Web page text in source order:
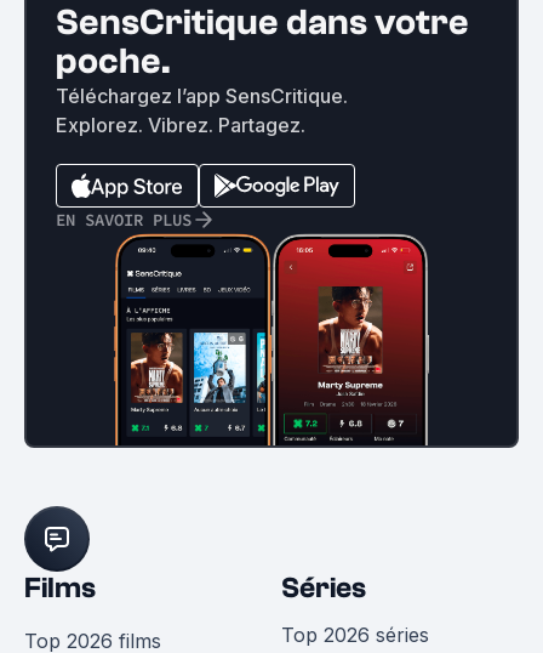
SensCritique dans votre
poche.
Téléchargez l’app SensCritique.
Explorez. Vibrez. Partagez.
EN SAVOIR PLUS
Films
Top 2026 films
Séries
Top 2026 séries